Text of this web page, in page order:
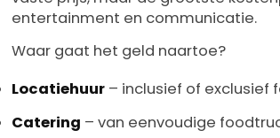
entertainment en communicatie.
Waar gaat het geld naartoe?
Locatiehuur – inclusief of exclusief
Catering – van eenvoudige